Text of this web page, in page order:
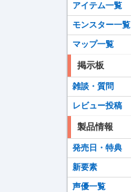
アイテム一覧
モンスター一覧
マップ一覧
掲示板
雑談・質問
レビュー投稿
製品情報
発売日・特典
新要素
声優一覧